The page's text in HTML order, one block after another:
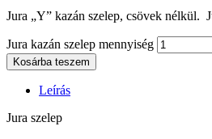
Jura „Y” kazán szelep, csövek nélkül.
Jura kazán szelep mennyiség
Kosárba teszem
Leírás
Jura szelep